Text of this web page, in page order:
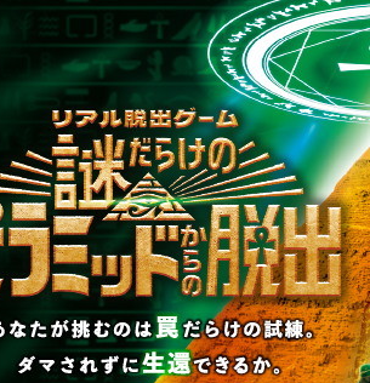
容、チケット
▼企業／法人の方
脱出ゲーム制作
取材に関するお